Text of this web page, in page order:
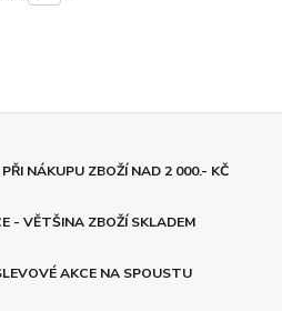
NÁKUPU ZBOŽÍ NAD 2 000.- KČ
- VĚTŠINA ZBOŽÍ SKLADEM
AKCE NA SPOUSTU